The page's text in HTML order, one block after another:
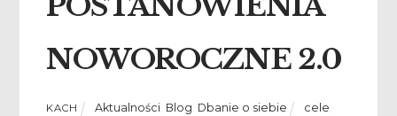
NOWOROCZNE 2.0
KACH Aktualności, Blog Dbanie o siebie cele